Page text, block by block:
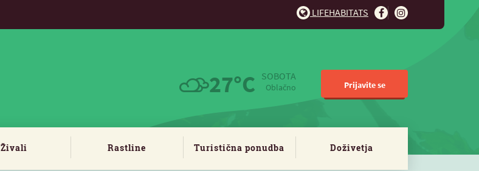
LIFEHABITATS
27°C SOBOTA
Oblačno Prijavite se
Živali Rastline Turistična ponudba Doživetja